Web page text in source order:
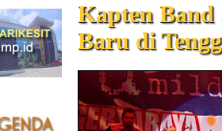
Kapten Band
Baru di